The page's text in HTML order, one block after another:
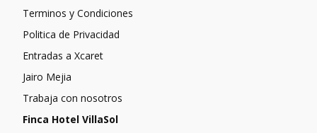
Terminos y Condiciones
Politica de Privacidad
Entradas a Xcaret
Jairo Mejia
Trabaja con nosotros
Finca Hotel VillaSol